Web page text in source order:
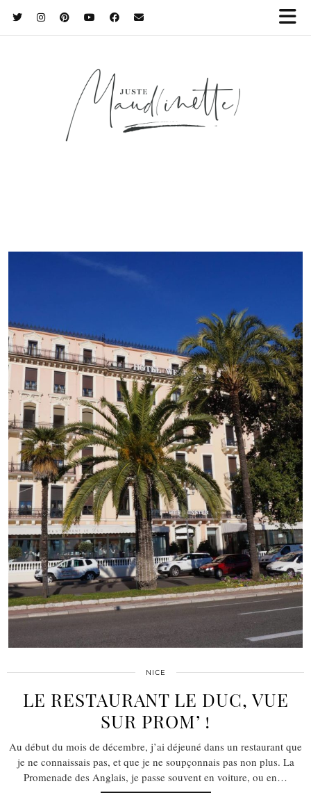
NICE
LE RESTAURANT LE DUC, VUE
SUR PROM’ !
Au début du mois de décembre, j’ai déjeuné dans un restaurant que
je ne connaissais pas, et que je ne soupçonnais pas non plus. La
Promenade des Anglais, je passe souvent en voiture, ou en…